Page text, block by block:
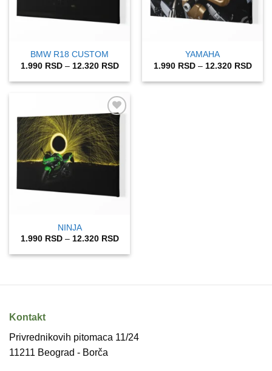
BMW R18 CUSTOM
1.990 RSD – 12.320 RSDRaspon
od
do
12.320 RSD
YAMAHA
1.990 RSD – 12.320 RSD
od
Add to
wishlist
NINJA
1.990 RSD – 12.320 RSDRaspon
od
Kontakt
Privrednikovih pitomaca 11/24
11211 Beograd - Borča